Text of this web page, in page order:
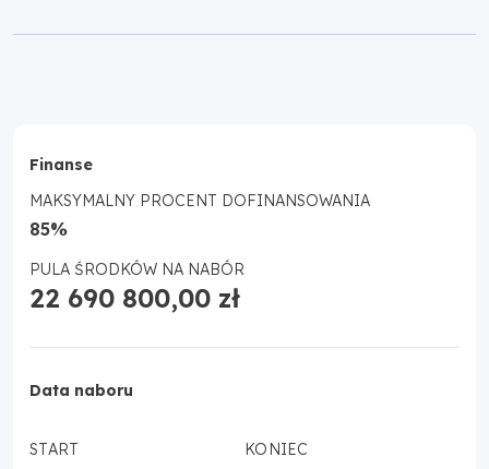
Finanse
MAKSYMALNY PROCENT DOFINANSOWANIA
85%
PULA ŚRODKÓW NA NABÓR
22 690 800,00 zł
Data naboru
START KONIEC